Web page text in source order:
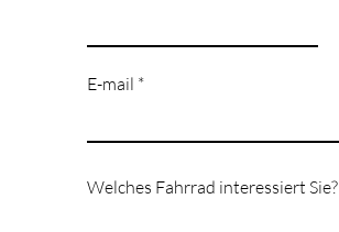
E-mail
Welches Fahrrad interessiert Sie?